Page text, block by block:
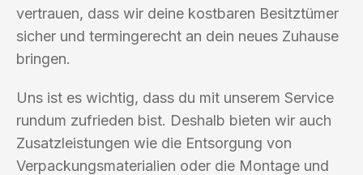
vertrauen, dass wir deine kostbaren Besitztümer
sicher und termingerecht an dein neues Zuhause
bringen.
Uns ist es wichtig, dass du mit unserem Service
rundum zufrieden bist. Deshalb bieten wir auch
Zusatzleistungen wie die Entsorgung von
Verpackungsmaterialien oder die Montage und